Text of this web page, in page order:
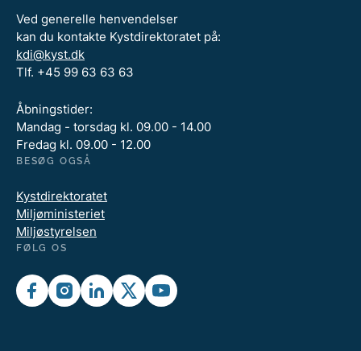
Ved generelle henvendelser
kan du kontakte Kystdirektoratet på:
kdi@kyst.dk
Tlf. +45 99 63 63 63
Åbningstider:
Mandag - torsdag kl. 09.00 - 14.00
Fredag kl. 09.00 - 12.00
BESØG OGSÅ
Kystdirektoratet
Miljøministeriet
Miljøstyrelsen
FØLG OS